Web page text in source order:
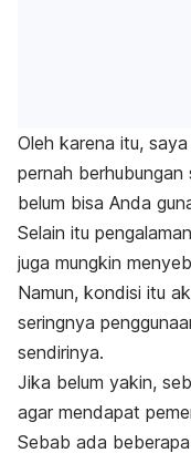
Oleh karena itu,
pernah berhubungan
belum bisa Anda
Selain itu
juga mungkin
Namun, kondisi itu
seringnya
sendirinya.
Jika belum yakin,
agar mendapat
Sebab ada